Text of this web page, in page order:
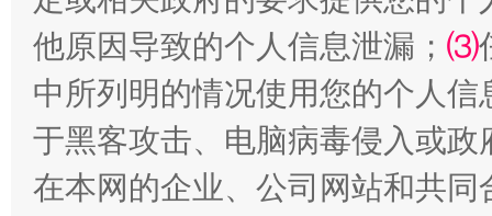
全民健身五年计划来了！等你上场
他原因导致的个人信息泄漏； ⑶
中所列明的情况使用您的个人
于黑客攻击、电脑病毒侵入或
在本网的企业、公司网站和共